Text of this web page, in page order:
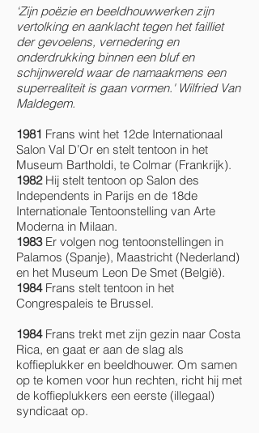
‘Zijn poëzie en beeldhouwwerken zijn
vertolking en aanklacht tegen het failliet
der gevoelens, vernedering en
onderdrukking binnen een bluf en
schijnwereld waar de namaakmens een
superrealiteit is gaan vormen.' Wilfried Van
Maldegem.
1981 Frans wint het 12de Internationaal
Salon Val D’Or en stelt tentoon in het
Museum Bartholdi, te Colmar (Frankrijk).
1982Hij stelt tentoon op Salon des
Independents in Parijs en de 18de
Internationale Tentoonstelling van Arte
Moderna in Milaan.
1983Er volgen nog tentoonstellingen in
Palamos (Spanje), Maastricht (Nederland)
en het Museum Leon De Smet (België).
1984Frans stelt tentoon in het
Congrespaleis te Brussel.
1984Frans trekt met zijn gezin naar Costa
Rica, en gaat er aan de slag als
koffieplukker en beeldhouwer. Om samen
op te komen voor hun rechten, richt hij met
de koffieplukkers een eerste (illegaal)
syndicaat op.